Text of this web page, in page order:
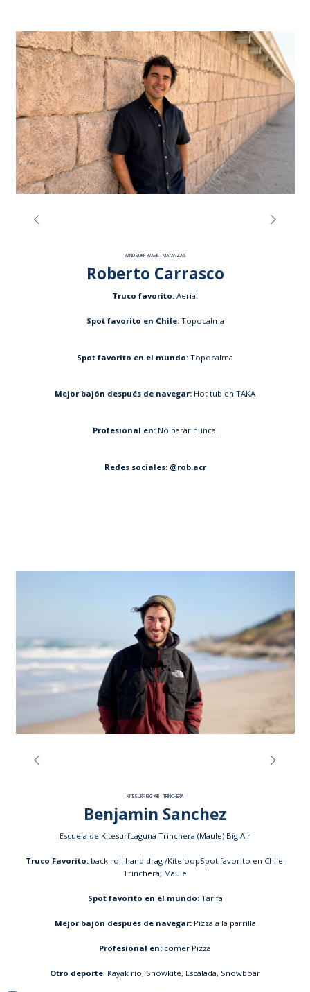
WINDSURF WAVE - MATANZAS
Roberto Carrasco
Truco favorito: Aerial
Spot favorito en Chile: Topocalma
Spot favorito en el mundo: Topocalma
Mejor bajón después de navegar: Hot tub en TAKA
Profesional en:No parar nunca.
Redes sociales: @rob.acr
KITESURF BIG AIR - TRINCHERA
Benjamin Sanchez
Escuela de KitesurfLaguna Trinchera (Maule) Big Air
Truco Favorito:back roll hand drag /KiteloopSpot favorito en Chile:
Trinchera, Maule
Spot favorito en el mundo:Tarifa
Mejor bajón después de navegar:Pizza a la parrilla
Profesional en: comer Pizza
Otro deporte: Kayak río, Snowkite, Escalada, Snowboar